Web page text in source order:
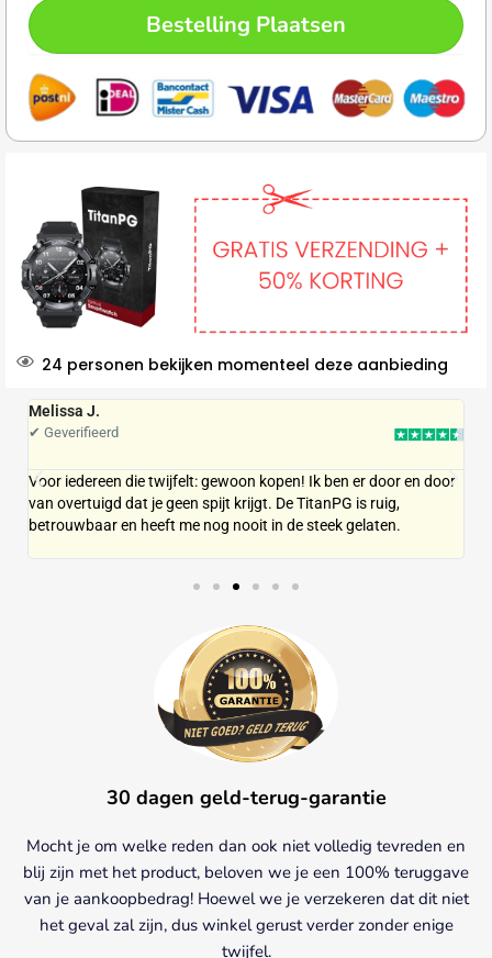
Bestelling Plaatsen
24 personen bekijken momenteel deze aanbieding
Melissa J.
✔ Geverifieerd
Voor iedereen die twijfelt: gewoon kopen! Ik ben er door en door
van overtuigd dat je geen spijt krijgt. De TitanPG is ruig,
betrouwbaar en heeft me nog nooit in de steek gelaten.
30 dagen geld-terug-garantie
Mocht je om welke reden dan ook niet volledig tevreden en
blij zijn met het product, beloven we je een 100% teruggave
van je aankoopbedrag! Hoewel we je verzekeren dat dit niet
het geval zal zijn, dus winkel gerust verder zonder enige
twijfel.